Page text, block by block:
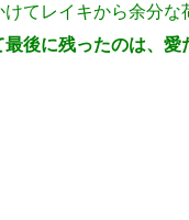
けてレイキから余分な
最後に残ったのは、愛